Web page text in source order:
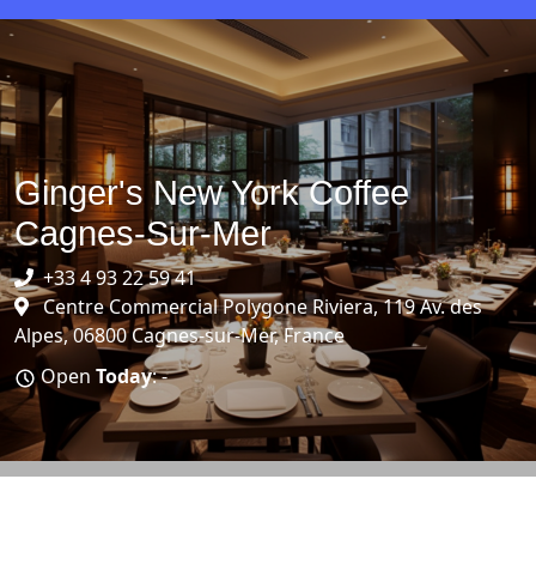
Ginger's New York Coffee
Cagnes-Sur-Mer
+33 4 93 22 59 41
Centre Commercial Polygone Riviera, 119 Av. des
Alpes, 06800 Cagnes-sur-Mer, France
Open Today: -